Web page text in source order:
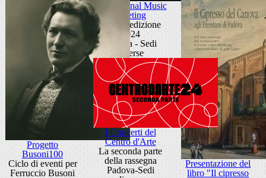
International Music
Meeting
XXXII edizione
2024
Padova - Sedi
diverse
Progetto
Busoni100
Ciclo di eventi per
Ferruccio Busoni
Presentazione del
libro "Il cipresso
I Concerti del
Centro d'Arte
La seconda parte
della rassegna
Padova-Sedi